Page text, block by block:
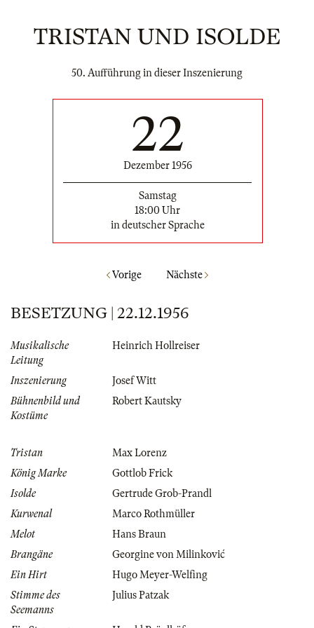
TRISTAN UND ISOLDE
50. Aufführung in dieser Inszenierung
22
Dezember 1956
Samstag
18:00 Uhr
in deutscher Sprache
Vorige Nächste
BESETZUNG | 22.12.1956
Musikalische
Leitung
Heinrich Hollreiser
Inszenierung
Josef Witt
Bühnenbild und
Kostüme
Robert Kautsky
Tristan
Max Lorenz
König Marke
Gottlob Frick
Isolde
Gertrude Grob-Prandl
Kurwenal
Marco Rothmüller
Melot
Hans Braun
Brangäne
Georgine von Milinković
Ein Hirt
Hugo Meyer-Welfing
Stimme des
Seemanns
Julius Patzak